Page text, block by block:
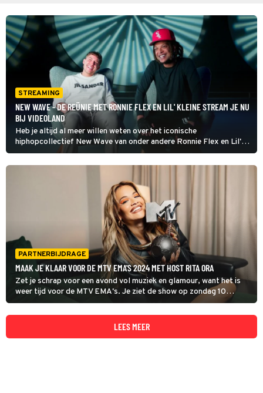
STREAMING
NEW WAVE - DE REÜNIE MET RONNIE FLEX EN LIL' KLEINE STREAM JE NU
BIJ VIDEOLAND
Heb je altijd al meer willen weten over het iconische
hiphopcollectief New Wave van onder andere Ronnie Flex en Lil'
Kleine? Kijk dan nu de documentaire bij Videoland.
PARTNERBIJDRAGE
MAAK JE KLAAR VOOR DE MTV EMA'S 2024 MET HOST RITA ORA
Zet je schrap voor een avond vol muziek en glamour, want het is
weer tijd voor de MTV EMA's. Je ziet de show op zondag 10
november om 21:00 uur live vanuit Manchester op MTV, Comedy
Central en Paramount Network.
LEES MEER